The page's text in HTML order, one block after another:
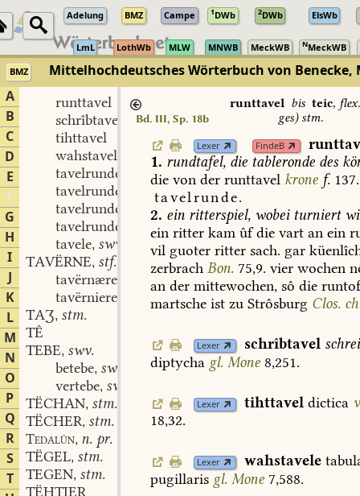
Adelung BMZ Campe 1DWb 2DWb ElsWb
LmL LothWb MLW MNWB MeckWB NMeckWB
BMZ
Mittelhochdeutsches Wörterbuch von
A
B
C
D
E
F
G
H
I
J
K
L
M
N
O
P
Q
R
S
T
runttavel
schrîbtavel
tihttavel
wahstavele
tavelrunde
stswf.
tavelrunder
tavelrunder
stm.
tavelrunderære
stm.
tavele, swv.
TAVËRNE, stf.
tavërnære
tavërnierer
TAƷ, stm.
TÊ
TEBE, swv.
betebe, swv.
vertebe, swv.
TËCHAN, stm.
TËCHER, stm.
Tedalûn, n. pr.
TËGEL, stm.
TEGEN, stm.
TËHTIER
Bd. III, Sp. 18b
runttavelbis teic,
ges) stm.
Lexer FindeB
1. rundtafel, die tableronde des
die von der runttavel krone f. 137.
tavelrunde.
2. ein ritterspiel, wobeiturniert
ein ritter kam ûfdie vart an ein
vil guoter ritter sach. gar
zerbrach Bon. 75,9. vier wochen
an der mittewochen, sô die
martsche ist zu Strôsburg Clos.
Lexer schrîbtavel
diptycha gl. Mone 8,251.
Lexer tihttavel dictica
18,32.
Lexer wahstavele
pugillaris gl. Mone 7,588.